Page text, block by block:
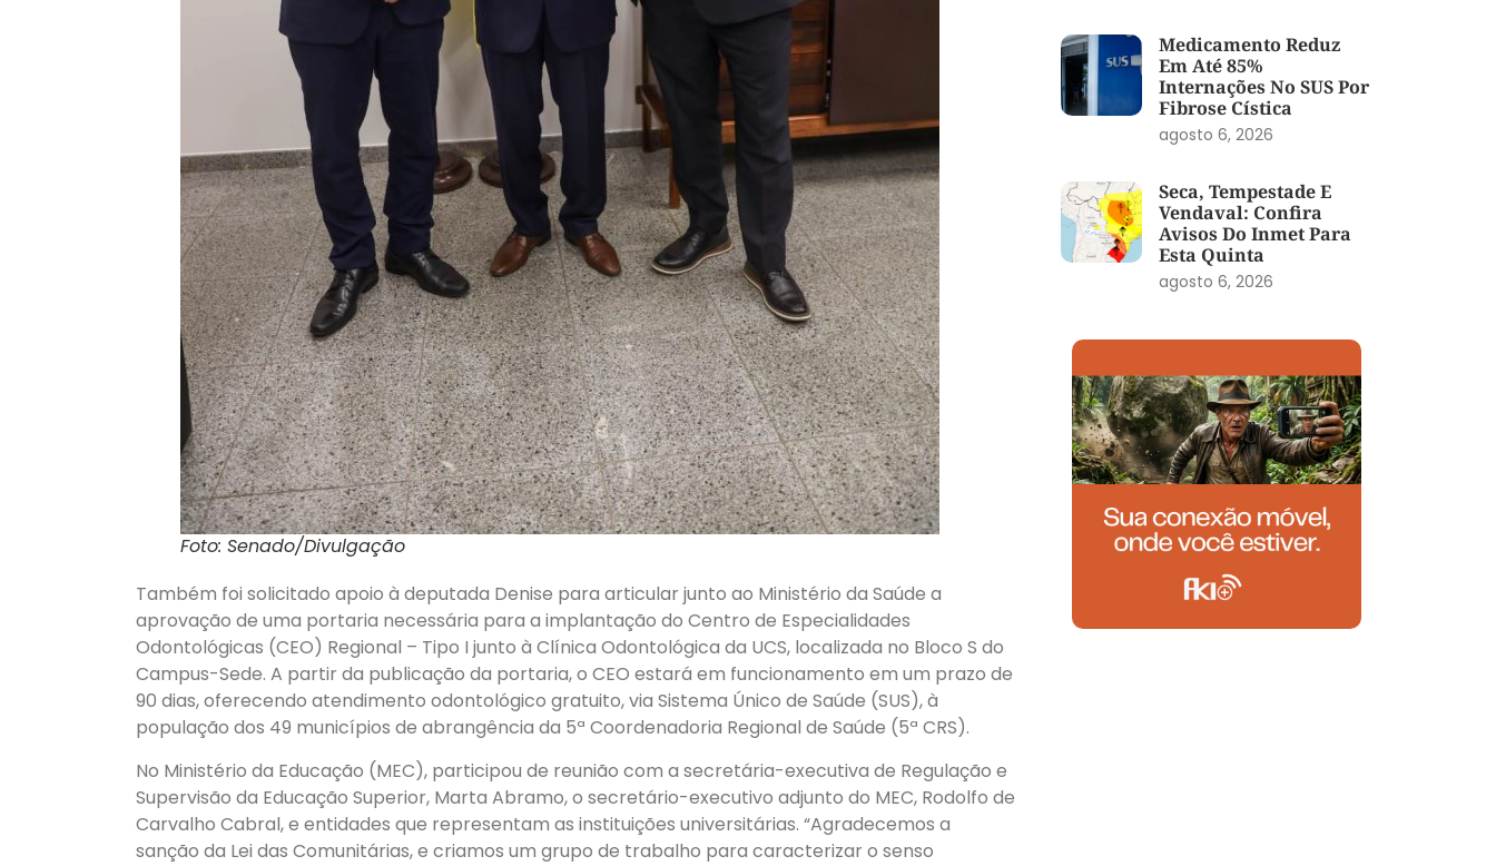
Foto: Senado/Divulgação
Também foi solicitado apoio à deputada Denise para articular junto ao Ministério da Saúde a
aprovação de uma portaria necessária para a implantação do Centro de Especialidades
Odontológicas (CEO) Regional – Tipo I junto à Clínica Odontológica da UCS, localizada no Bloco S do
Campus-Sede. A partir da publicação da portaria, o CEO estará em funcionamento em um prazo de
90 dias, oferecendo atendimento odontológico gratuito, via Sistema Único de Saúde (SUS), à
população dos 49 municípios de abrangência da 5ª Coordenadoria Regional de Saúde (5ª CRS).
No Ministério da Educação (MEC), participou de reunião com a secretária-executiva de Regulação e
Supervisão da Educação Superior, Marta Abramo, o secretário-executivo adjunto do MEC, Rodolfo de
Carvalho Cabral, e entidades que representam as instituições universitárias. “Agradecemos a
sanção da Lei das Comunitárias, e criamos um grupo de trabalho para caracterizar o senso
Medicamento Reduz
Em Até 85%
Internações No SUS Por
Fibrose Cística
agosto 6, 2026
Seca, Tempestade E
Vendaval: Confira
Avisos Do Inmet Para
Esta Quinta
agosto 6, 2026